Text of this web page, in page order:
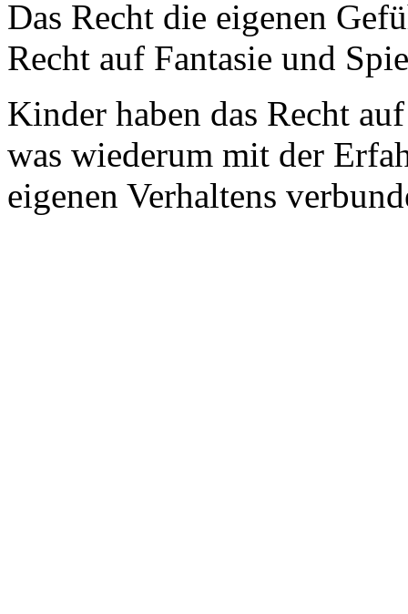
Das Recht die eigenen
Recht auf Fantasie und
Kinder haben das Recht
was wiederum mit der
eigenen Verhaltens